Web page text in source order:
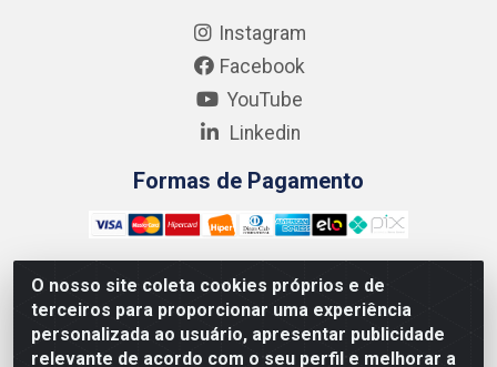
O nosso site coleta cookies próprios e de
terceiros para proporcionar uma experiência
personalizada ao usuário, apresentar publicidade
relevante de acordo com o seu perfil e melhorar a
Instagram
Facebook
YouTube
Linkedin
Formas de Pagamento
Kgmlan Distribuidora LTDA - CNPJ 18.217.682/0001-54 -
Rua Pedro de Barros Cavalcante, 58 - Bultrins, Olinda/PE
- CEP 53320-110